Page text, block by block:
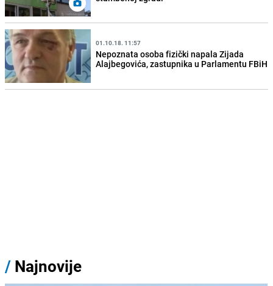
01.10.18. 11:57
Nepoznata osoba fizički napala Zijada
Alajbegovića, zastupnika u Parlamentu FBiH
/ Najnovije